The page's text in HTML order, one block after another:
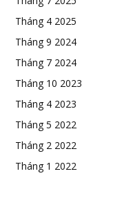
Tháng 4 2025
Tháng 9 2024
Tháng 7 2024
Tháng 10 2023
Tháng 4 2023
Tháng 5 2022
Tháng 2 2022
Tháng 1 2022